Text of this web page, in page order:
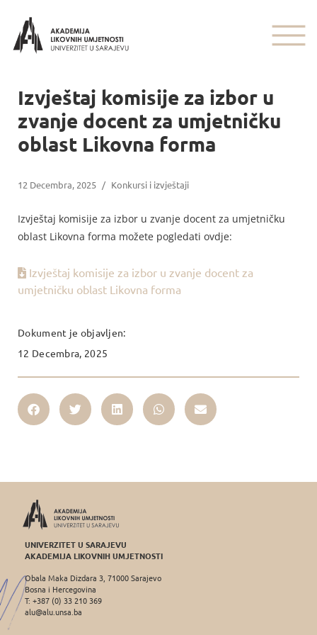
Izvještaj komisije za izbor u
zvanje docent za umjetničku
oblast Likovna forma
12 Decembra, 2025 / Konkursi i izvještaji
Izvještaj komisije za izbor u zvanje docent za umjetničku
oblast Likovna forma možete pogledati ovdje:
Izvještaj komisije za izbor u zvanje docent za
umjetničku oblast Likovna forma
Dokument je objavljen:
12 Decembra, 2025
UNIVERZITET U SARAJEVU
AKADEMIJA LIKOVNIH UMJETNOSTI
Obala Maka Dizdara 3, 71000 Sarajevo
Bosna i Hercegovina
T: +387 (0) 33 210 369
alu@alu.unsa.ba